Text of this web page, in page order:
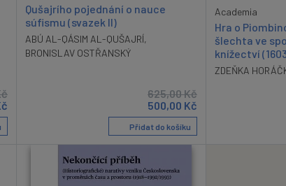
Qušajrího pojednání o nauce
súfismu (svazek II)
ABÚ AL-QÁSIM AL-QUŠAJRÍ,
BRONISLAV OSTŘANSKÝ
625,00Kč
500,00 Kč
Přidat do košíku
Academia
Hra o
šlechta ve
knížectví
ZDEŇKA